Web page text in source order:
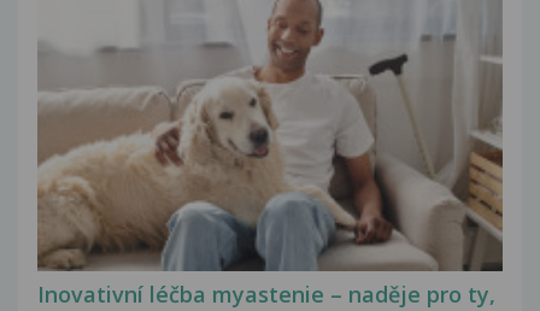
Inovativní léčba myastenie – naděje pro ty,